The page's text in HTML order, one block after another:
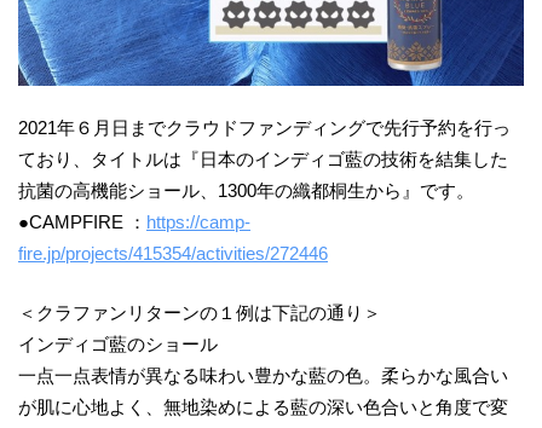
2021年６月日までクラウドファンディングで先行予約を行っ
ており、タイトルは『日本のインディゴ藍の技術を結集した
抗菌の高機能ショール、1300年の織都桐生から』です。
●CAMPFIRE ： https://camp-
fire.jp/projects/415354/activities/272446
＜クラファンリターンの１例は下記の通り＞
インディゴ藍のショール
一点一点表情が異なる味わい豊かな藍の色。柔らかな風合い
が肌に心地よく、無地染めによる藍の深い色合いと角度で変